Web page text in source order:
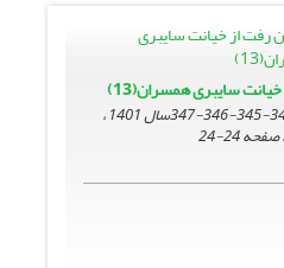
سایبری همسران(13)
دوره 31، فروردین تا تیرماه344-345-346-347سال 1401 ،
24-24